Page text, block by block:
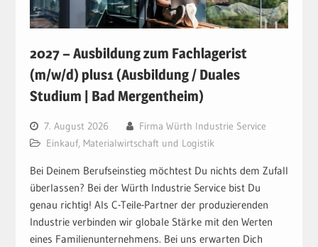
2027 – Ausbildung zum Fachlagerist
(m/w/d) plus1 (Ausbildung / Duales
Studium | Bad Mergentheim)
7. August 2026
Firma Würth Industrie Service
Einkauf, Materialwirtschaft und Logistik
Bei Deinem Berufseinstieg möchtest Du nichts dem Zufall
überlassen? Bei der Würth Industrie Service bist Du
genau richtig! Als C-Teile-Partner der produzierenden
Industrie verbinden wir globale Stärke mit den Werten
eines Familienunternehmens. Bei uns erwarten Dich